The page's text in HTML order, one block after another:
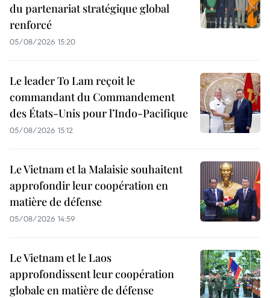
du partenariat stratégique global
renforcé
05/08/2026 15:20
Le leader To Lam reçoit le
commandant du Commandement
des États-Unis pour l’Indo-Pacifique
05/08/2026 15:12
Le Vietnam et la Malaisie souhaitent
approfondir leur coopération en
matière de défense
05/08/2026 14:59
Le Vietnam et le Laos
approfondissent leur coopération
globale en matière de défense